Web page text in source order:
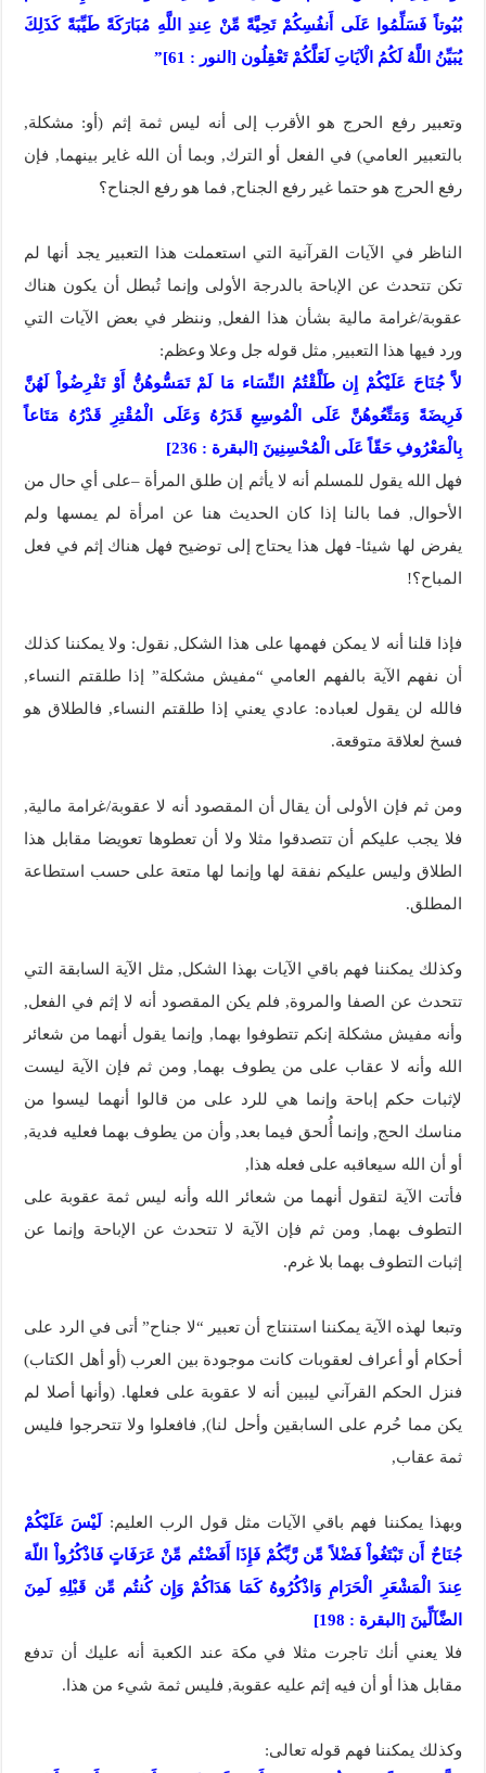
بُيُوتاً فَسَلِّمُوا عَلَى أَنفُسِكُمْ تَحِيَّةً مِّنْ عِندِ اللَّهِ مُبَارَكَةً طَيِّبَةً كَذَلِكَ
يُبَيِّنُ اللَّهُ لَكُمُ الْآيَاتِ لَعَلَّكُمْ تَعْقِلُون [النور : 61]”
وتعبير رفع الحرج هو الأقرب إلى أنه ليس ثمة إثم (أو: مشكلة,
بالتعبير العامي) في الفعل أو الترك, وبما أن الله غاير بينهما, فإن
رفع الحرج هو حتما غير رفع الجناح, فما هو رفع الجناح؟
الناظر في الآيات القرآنية التي استعملت هذا التعبير يجد أنها لم
تكن تتحدث عن الإباحة بالدرجة الأولى وإنما تُبطل أن يكون هناك
عقوبة/غرامة مالية بشأن هذا الفعل, وننظر في بعض الآيات التي
ورد فيها هذا التعبير, مثل قوله جل وعلا وعظم:
لاَّ جُنَاحَ عَلَيْكُمْ إِن طَلَّقْتُمُ النِّسَاء مَا لَمْ تَمَسُّوهُنُّ أَوْ تَفْرِضُواْ لَهُنَّ
فَرِيضَةً وَمَتِّعُوهُنَّ عَلَى الْمُوسِعِ قَدَرُهُ وَعَلَى الْمُقْتِرِ قَدْرُهُ مَتَاعاً
بِالْمَعْرُوفِ حَقّاً عَلَى الْمُحْسِنِينَ [البقرة : 236]
فهل الله يقول للمسلم أنه لا يأثم إن طلق المرأة –على أي حال من
الأحوال, فما بالنا إذا كان الحديث هنا عن امرأة لم يمسها ولم
يفرض لها شيئا- فهل هذا يحتاج إلى توضيح فهل هناك إثم في فعل
المباح؟!
فإذا قلنا أنه لا يمكن فهمها على هذا الشكل, نقول: ولا يمكننا كذلك
أن نفهم الآية بالفهم العامي “مفيش مشكلة” إذا طلقتم النساء,
فالله لن يقول لعباده: عادي يعني إذا طلقتم النساء, فالطلاق هو
فسخ لعلاقة متوقعة.
ومن ثم فإن الأولى أن يقال أن المقصود أنه لا عقوبة/غرامة مالية,
فلا يجب عليكم أن تتصدقوا مثلا ولا أن تعطوها تعويضا مقابل هذا
الطلاق وليس عليكم نفقة لها وإنما لها متعة على حسب استطاعة
المطلق.
وكذلك يمكننا فهم باقي الآيات بهذا الشكل, مثل الآية السابقة التي
تتحدث عن الصفا والمروة, فلم يكن المقصود أنه لا إثم في الفعل,
وأنه مفيش مشكلة إنكم تتطوفوا بهما, وإنما يقول أنهما من شعائر
الله وأنه لا عقاب على من يطوف بهما, ومن ثم فإن الآية ليست
لإثبات حكم إباحة وإنما هي للرد على من قالوا أنهما ليسوا من
مناسك الحج, وإنما أُلحق فيما بعد, وأن من يطوف بهما فعليه فدية,
أو أن الله سيعاقبه على فعله هذا,
فأتت الآية لتقول أنهما من شعائر الله وأنه ليس ثمة عقوبة على
التطوف بهما, ومن ثم فإن الآية لا تتحدث عن الإباحة وإنما عن
إثبات التطوف بهما بلا غرم.
وتبعا لهذه الآية يمكننا استنتاج أن تعبير “لا جناح” أتى في الرد على
أحكام أو أعراف لعقوبات كانت موجودة بين العرب (أو أهل الكتاب)
فنزل الحكم القرآني ليبين أنه لا عقوبة على فعلها. (وأنها أصلا لم
يكن مما حُرم على السابقين وأحل لنا), فافعلوا ولا تتحرجوا فليس
ثمة عقاب,
وبهذا يمكننا فهم باقي الآيات مثل قول الرب العليم: لَيْسَ عَلَيْكُمْ
جُنَاحٌ أَن تَبْتَغُواْ فَضْلاً مِّن رَّبِّكُمْ فَإِذَا أَفَضْتُم مِّنْ عَرَفَاتٍ فَاذْكُرُواْ اللّهَ
عِندَ الْمَشْعَرِ الْحَرَامِ وَاذْكُرُوهُ كَمَا هَدَاكُمْ وَإِن كُنتُم مِّن قَبْلِهِ لَمِنَ
الضَّآلِّينَ [البقرة : 198]
فلا يعني أنك تاجرت مثلا في مكة عند الكعبة أنه عليك أن تدفع
مقابل هذا أو أن فيه إثم عليه عقوبة, فليس ثمة شيء من هذا.
وكذلك يمكننا فهم قوله تعالى: